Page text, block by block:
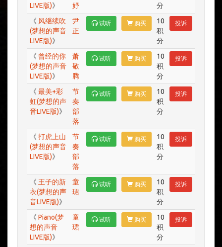
LIVE版)》
妤
分
《 风继续吹
(梦想的声音
LIVE版)》
尹
正
试听 购买
10
积
分
投诉
《 曾经的你
(梦想的声音
LIVE版)》
萧
敬
腾
试听 购买
10
积
分
投诉
《 最美+彩
虹(梦想的声
音LIVE版)》
节
奏
部
落
试听 购买
10
积
分
投诉
《 打虎上山
(梦想的声音
LIVE版)》
节
奏
部
落
试听 购买
10
积
分
投诉
《 王子的新
衣(梦想的声
音LIVE版)》
童
珺
试听 购买
10
积
分
投诉
《 Piano(梦
想的声音
LIVE版)》
童
珺
试听 购买
10
积
分
投诉